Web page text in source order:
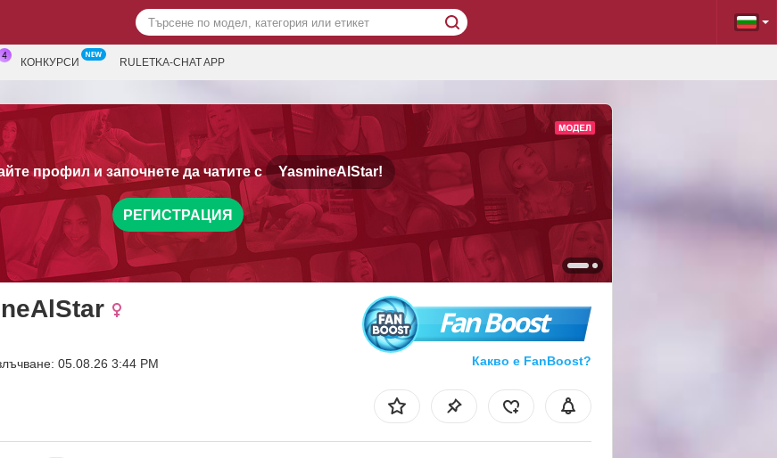
КОНКУРСИ RULETKA-CHAT APP
профил и започнете да чатите с YasmineAlStar!
РЕГИСТРАЦИЯ
05.08.26 3:44 PM
Fan Boost
Какво е FanBoost?